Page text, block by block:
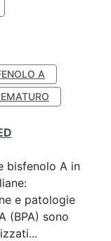
A
bisfenolo A in
e patologie
(BPA) sono